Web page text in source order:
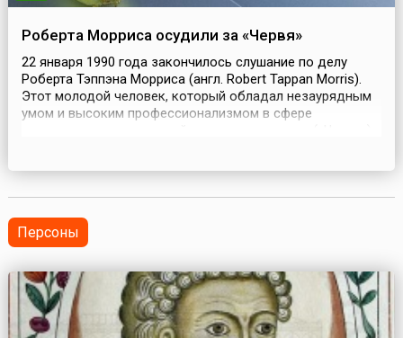
Роберта Морриса осудили за «Червя»
22 января 1990 года закончилось слушание по делу
Роберта Тэппэна Морриса (англ. Robert Tappan Morris).
Этот молодой человек, который обладал незаурядным
умом и высоким профессионализмом в сфере
Америки...
Персоны